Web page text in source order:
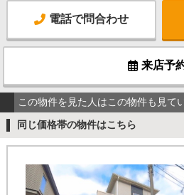
電話で問合わせ
来店予
この物件を見た人はこの物件も見て
同じ価格帯の物件はこちら